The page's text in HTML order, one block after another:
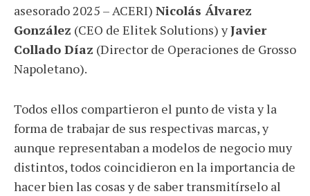
asesorado 2025 – ACERI) Nicolás Álvarez
González (CEO de Elitek Solutions) yJavier
Collado Díaz (Director de Operaciones de Grosso
Napoletano).
Todos ellos compartieron el punto de vista y la
forma de trabajar de sus respectivas marcas, y
aunque representaban a modelos de negocio muy
distintos, todos coincidieron en la importancia de
hacer bien las cosas y de saber transmitírselo al